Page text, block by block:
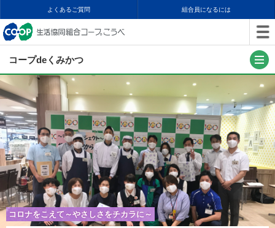
よくあるご質問 組合員になるには
コープdeくみかつ
コロナをこえて～やさしさをチカラに～